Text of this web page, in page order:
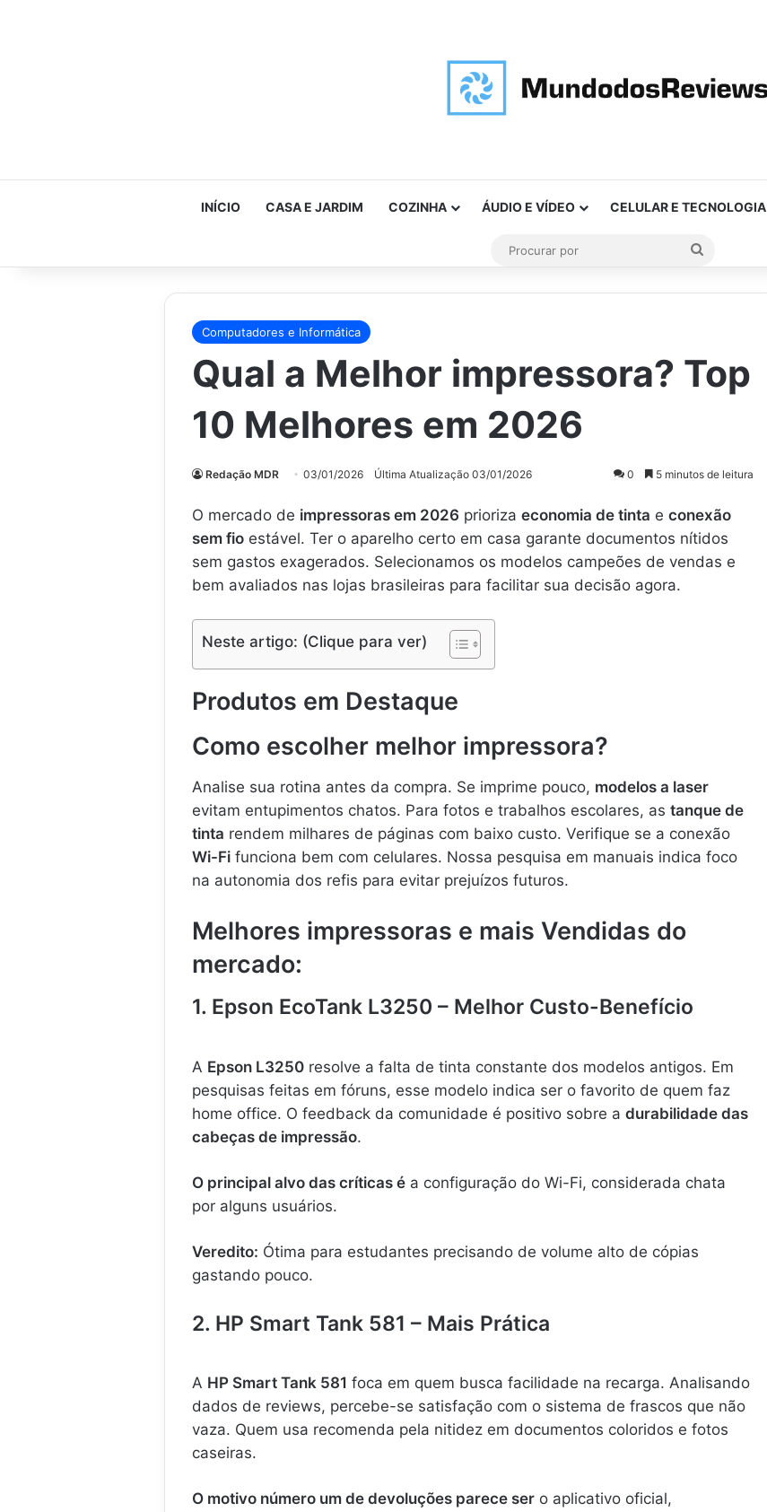
INÍCIO CASA E JARDIM COZINHA ÁUDIO E VÍDEO CELULAR E TECNOLOGIA
Computadores e Informática
Qual a Melhor impressora? Top
10 Melhores em 2026
Redação MDR 03/01/2026 Última Atualização 03/01/2026 0 5 minutos de leitura
O mercado de impressoras em 2026 prioriza economia de tinta e conexão
sem fio estável. Ter o aparelho certo em casa garante documentos nítidos
sem gastos exagerados. Selecionamos os modelos campeões de vendas e
bem avaliados nas lojas brasileiras para facilitar sua decisão agora.
Neste artigo: (Clique para ver)
Produtos em Destaque
Como escolher melhor impressora?
Analise sua rotina antes da compra. Se imprime pouco, modelos a laser
evitam entupimentos chatos. Para fotos e trabalhos escolares, as tanque de
tinta rendem milhares de páginas com baixo custo. Verifique se a conexão
Wi-Fi funciona bem com celulares. Nossa pesquisa em manuais indica foco
na autonomia dos refis para evitar prejuízos futuros.
Melhores impressoras e mais Vendidas do
mercado:
1. Epson EcoTank L3250 – Melhor Custo-Benefício
A Epson L3250 resolve a falta de tinta constante dos modelos antigos. Em
pesquisas feitas em fóruns, esse modelo indica ser o favorito de quem faz
home office. O feedback da comunidade é positivo sobre a durabilidade das
cabeças de impressão.
O principal alvo das críticas é a configuração do Wi-Fi, considerada chata
por alguns usuários.
Veredito: Ótima para estudantes precisando de volume alto de cópias
gastando pouco.
2. HP Smart Tank 581 – Mais Prática
A HP Smart Tank 581 foca em quem busca facilidade na recarga. Analisando
dados de reviews, percebe-se satisfação com o sistema de frascos que não
vaza. Quem usa recomenda pela nitidez em documentos coloridos e fotos
caseiras.
O motivo número um de devoluções parece ser o aplicativo oficial,